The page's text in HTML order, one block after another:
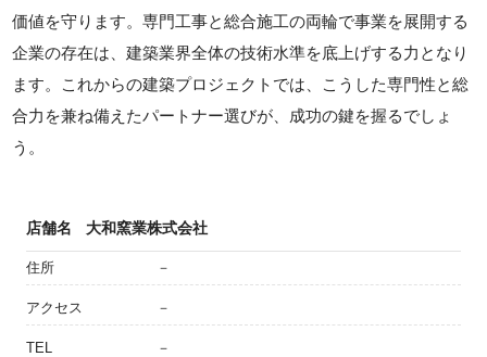
価値を守ります。専門工事と総合施工の両輪で事業を展開する
企業の存在は、建築業界全体の技術水準を底上げする力となり
ます。これからの建築プロジェクトでは、こうした専門性と総
合力を兼ね備えたパートナー選びが、成功の鍵を握るでしょ
う。
店舗名 大和窯業株式会社
住所 －
アクセス －
TEL －